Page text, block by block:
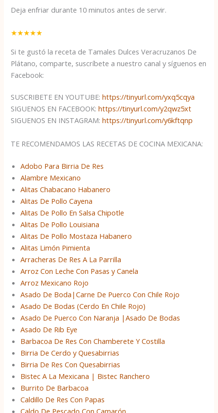
Deja enfriar durante 10 minutos antes de servir.
★★★★★
Si te gustó la receta de Tamales Dulces Veracruzanos De
Plátano, comparte, suscríbete a nuestro canal y síguenos en
Facebook:
SUSCRIBETE EN YOUTUBE:https://tinyurl.com/yxq5cqya
SIGUENOS EN FACEBOOK:https://tinyurl.com/y2qwz5xt
SIGUENOS EN INSTAGRAM:https://tinyurl.com/y6kftqnp
TE RECOMENDAMOS LAS RECETAS DE COCINA MEXICANA:
Adobo Para Birria De Res
Alambre Mexicano
Alitas Chabacano Habanero
Alitas De Pollo Cayena
Alitas De Pollo En Salsa Chipotle
Alitas De Pollo Louisiana
Alitas De Pollo Mostaza Habanero
Alitas Limón Pimienta
Arracheras De Res A La Parrilla
Arroz Con Leche Con Pasas y Canela
Arroz Mexicano Rojo
Asado De Boda|Carne De Puerco Con Chile Rojo
Asado De Bodas (Cerdo En Chile Rojo)
Asado De Puerco Con Naranja |Asado De Bodas
Asado De Rib Eye
Barbacoa De Res Con Chamberete Y Costilla
Birria De Cerdo y Quesabirrias
Birria De Res Con Quesabirrias
Bistec A La Mexicana | Bistec Ranchero
Burrito De Barbacoa
Caldillo De Res Con Papas
Caldo De Pescado Con Camarón